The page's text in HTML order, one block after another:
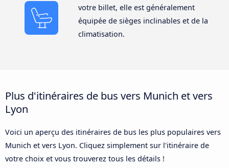
votre billet, elle est généralement
équipée de sièges inclinables et de la
climatisation.
Plus d'itinéraires de bus vers Munich et vers
Lyon
Voici un aperçu des itinéraires de bus les plus populaires vers
Munich et vers Lyon. Cliquez simplement sur l'itinéraire de
votre choix et vous trouverez tous les détails !